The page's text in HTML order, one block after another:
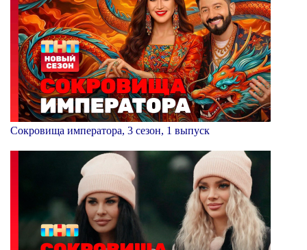
Сокровища императора, 3 сезон, 1 выпуск